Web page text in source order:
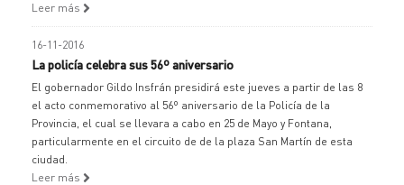
Leer más
16-11-2016
La policía celebra sus 56º aniversario
El gobernador Gildo Insfrán presidirá este jueves a partir de las 8
el acto conmemorativo al 56º aniversario de la Policía de la
Provincia, el cual se llevara a cabo en 25 de Mayo y Fontana,
particularmente en el circuito de de la plaza San Martín de esta
ciudad.
Leer más